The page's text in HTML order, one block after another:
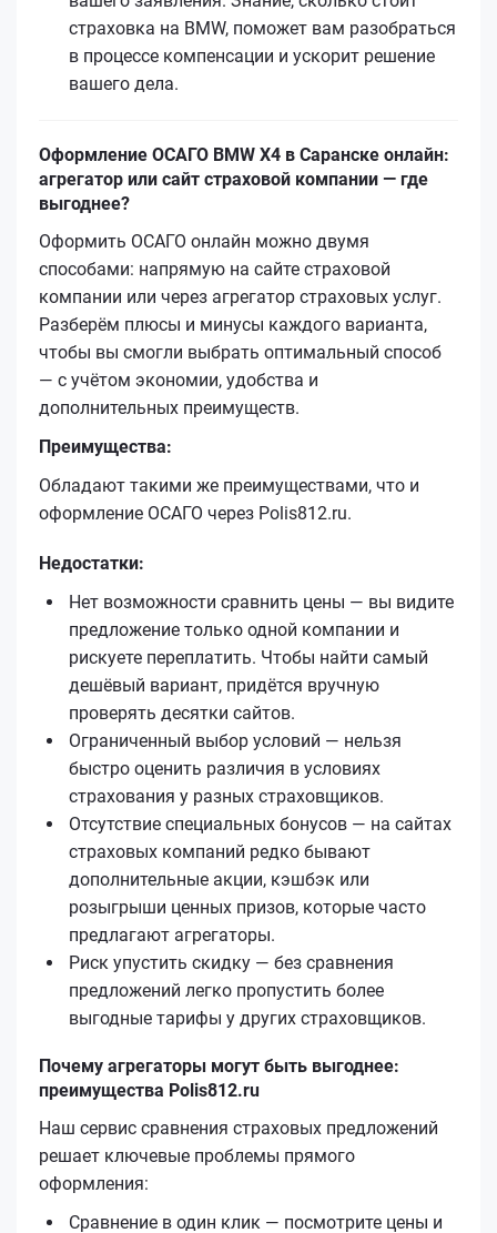
страховка на BMW, поможет вам разобраться
в процессе компенсации и ускорит решение
вашего дела.
Оформление ОСАГО BMW X4 в Саранске онлайн:
агрегатор или сайт страховой компании — где
выгоднее?
Оформить ОСАГО онлайн можно двумя
способами: напрямую на сайте страховой
компании или через агрегатор страховых услуг.
Разберём плюсы и минусы каждого варианта,
чтобы вы смогли выбрать оптимальный способ
— с учётом экономии, удобства и
дополнительных преимуществ.
Преимущества:
Обладают такими же преимуществами, что и
оформление ОСАГО через Polis812.ru.
Недостатки:
Нет возможности сравнить цены — вы видите
предложение только одной компании и
рискуете переплатить. Чтобы найти самый
дешёвый вариант, придётся вручную
проверять десятки сайтов.
Ограниченный выбор условий — нельзя
быстро оценить различия в условиях
страхования у разных страховщиков.
Отсутствие специальных бонусов — на сайтах
страховых компаний редко бывают
дополнительные акции, кэшбэк или
розыгрыши ценных призов, которые часто
предлагают агрегаторы.
Риск упустить скидку — без сравнения
предложений легко пропустить более
выгодные тарифы у других страховщиков.
Почему агрегаторы могут быть выгоднее:
преимущества Polis812.ru
Наш сервис сравнения страховых предложений
решает ключевые проблемы прямого
оформления:
Сравнение в один клик — посмотрите цены и